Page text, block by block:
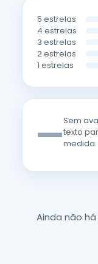
5 estrelas
4 estrelas
3 estrelas
2 estrelas
1 estrelas
—Sem
texto
medida.
Ainda não